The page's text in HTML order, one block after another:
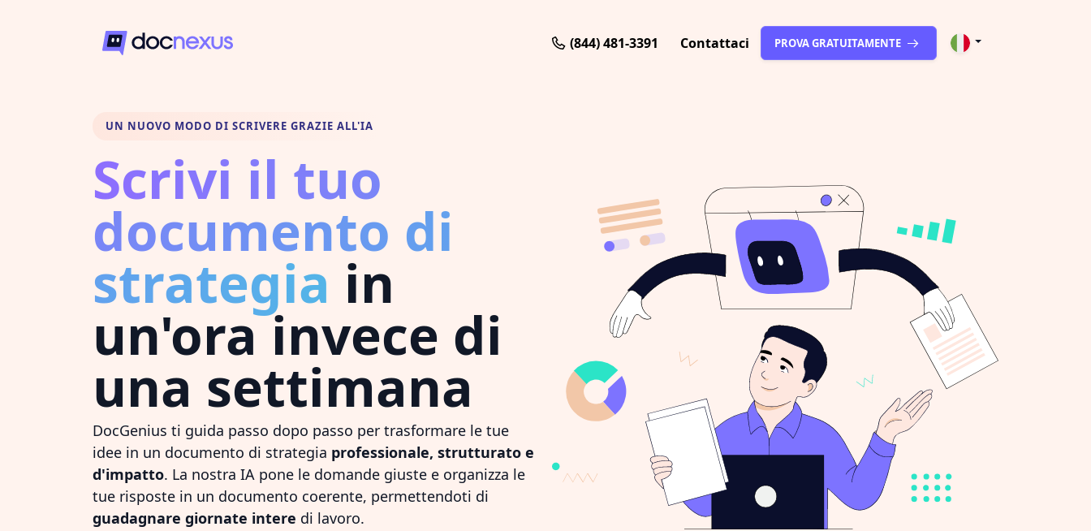
(844) 481-3391 Contattaci PROVA GRATUITAMENTE
UN NUOVO MODO DI SCRIVERE GRAZIE ALL'IA
Scrivi il tuo
documento di
strategia in
un'ora invece di
una settimana
DocGenius ti guida passo dopo passo per trasformare le tue
idee in un documento di strategia professionale, strutturato e
d'impatto. La nostra IA pone le domande giuste e organizza le
tue risposte in un documento coerente, permettendoti di
guadagnare giornate intere di lavoro.